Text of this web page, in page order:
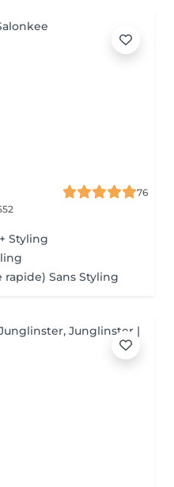
76
Styling
Sans Styling